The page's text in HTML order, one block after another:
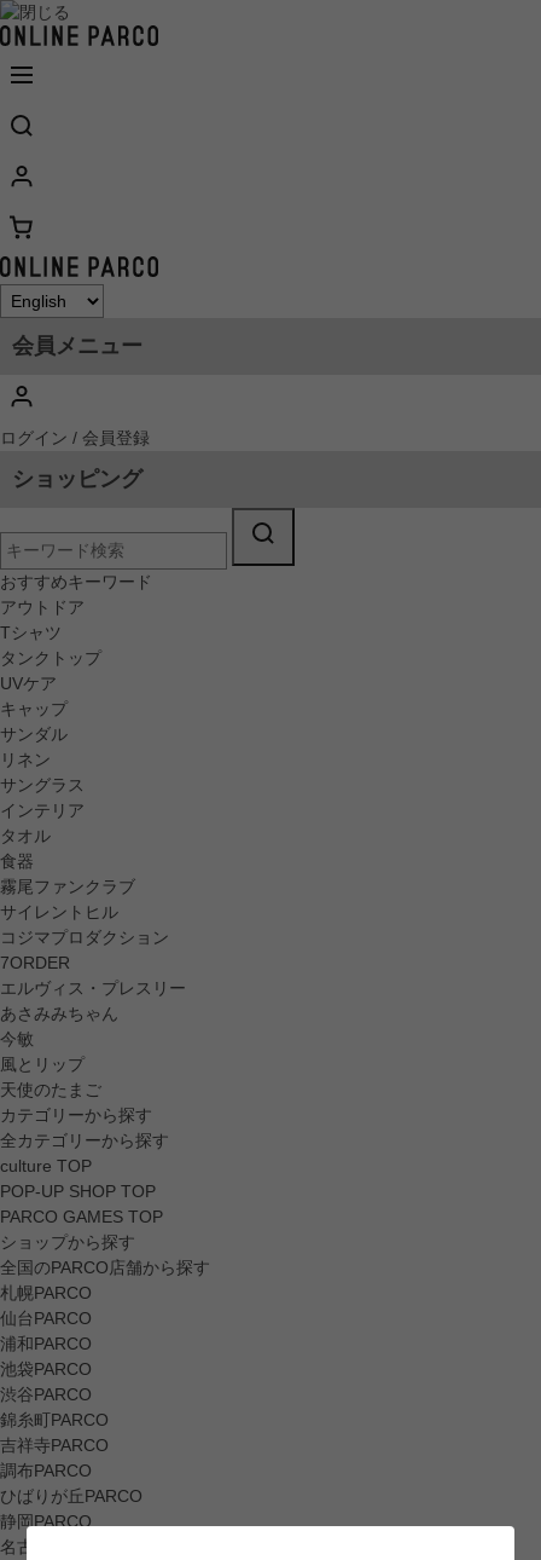
会員メニュー
ログイン / 会員登録
ショッピング
おすすめキーワード
アウトドア
Tシャツ
タンクトップ
UVケア
キャップ
サンダル
リネン
サングラス
インテリア
タオル
食器
霧尾ファンクラブ
サイレントヒル
コジマプロダクション
7ORDER
エルヴィス・プレスリー
あさみみちゃん
今敏
風とリップ
天使のたまご
カテゴリーから探す
全カテゴリーから探す
culture TOP
POP-UP SHOP TOP
PARCO GAMES TOP
ショップから探す
全国のPARCO店舗から探す
札幌PARCO
仙台PARCO
浦和PARCO
池袋PARCO
渋谷PARCO
錦糸町PARCO
吉祥寺PARCO
調布PARCO
ひばりが丘PARCO
静岡PARCO
名古屋PARCO